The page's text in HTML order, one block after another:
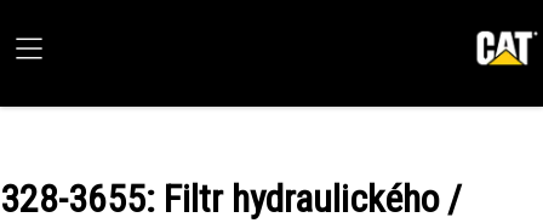
328-3655: Filtr hydraulického /